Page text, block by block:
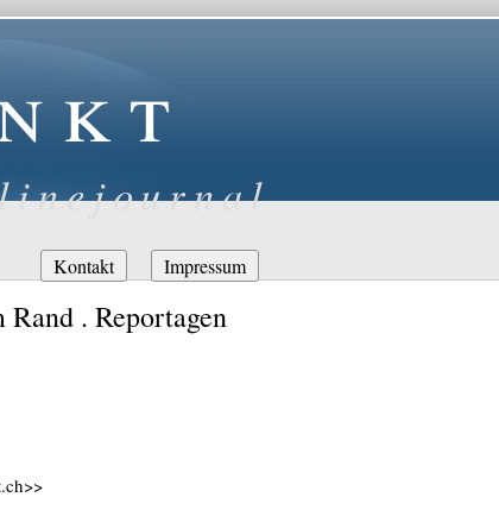
Navigation
überspringen
Kontakt Impressum
. Reportagen